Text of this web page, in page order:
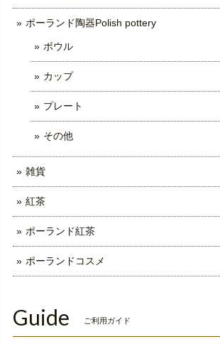
ポーランド陶器Polish pottery
ボウル
カップ
プレート
その他
雑貨
紅茶
ポーランド紅茶
ポーランドコスメ
Guide ご利用ガイド